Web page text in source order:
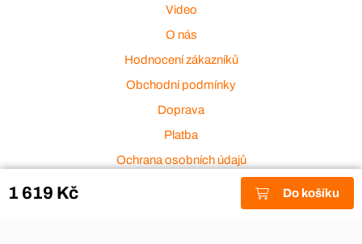
1 619 Kč Do košíku
Video
O nás
Hodnocení zákazníků
Obchodní podmínky
Doprava
Platba
Ochrana osobních údajů
Zákaznický servis